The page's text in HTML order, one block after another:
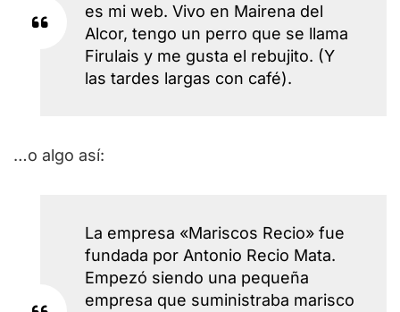
es mi web. Vivo en Mairena del
Alcor, tengo un perro que se llama
Firulais y me gusta el rebujito. (Y
las tardes largas con café).
…o algo así:
La empresa «Mariscos Recio» fue
fundada por Antonio Recio Mata.
Empezó siendo una pequeña
empresa que suministraba marisco